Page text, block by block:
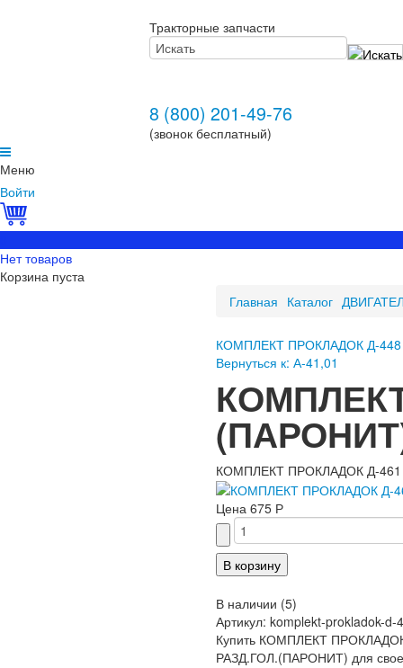
Тракторные запчасти
8 (800) 201-49-76
(звонок бесплатный)
Меню
Войти
Нет товаров
Корзина пуста
Главная Каталог
КОМПЛЕКТ ПРОКЛАДОК Д-
Вернуться к: А-41,01
КОМПЛЕКТ ПРОКЛАДОК Д-
Цена 675 Р
В наличии (5)
Артикул: komplekt-prokladok-
Купить КОМПЛЕКТ
РАЗД.ГОЛ.(ПАРОНИТ) для